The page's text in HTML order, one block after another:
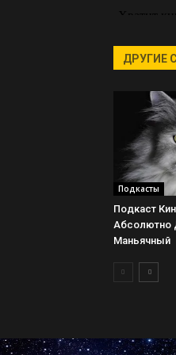
ДРУГИЕ
Подкасты
Подкаст
Абсолютно
Маньячный